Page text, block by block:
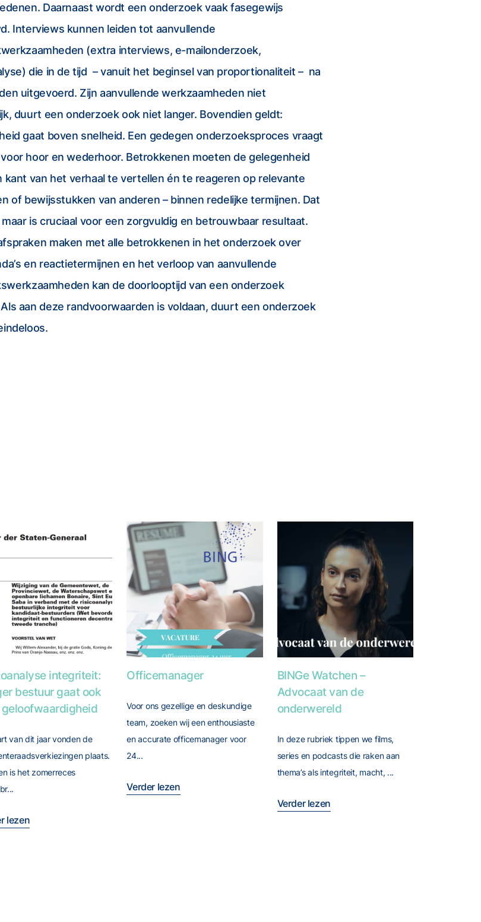
Daarnaast wordt een onderzoek vaak fasegewijs
Interviews kunnen leiden tot aanvullende
(extra interviews, e-mailonderzoek,
die in de tijd – vanuit het beginsel van proportionaliteit – na
uitgevoerd. Zijn aanvullende werkzaamheden niet
duurt een onderzoek ook niet langer. Bovendien geldt:
gaat boven snelheid. Een gedegen onderzoeksproces vraagt
hoor en wederhoor. Betrokkenen moeten de gelegenheid
kant van het verhaal te vertellen én te reageren op relevante
of bewijsstukken van anderen – binnen redelijke termijnen. Dat
is cruciaal voor een zorgvuldig en betrouwbaar resultaat.
maken met alle betrokkenen in het onderzoek over
en reactietermijnen en het verloop van aanvullende
kan de doorlooptijd van een onderzoek
aan deze randvoorwaarden is voldaan, duurt een onderzoek
integriteit:
bestuur gaat ook
van dit jaar vonden de
plaats.
is het zomerreces
lezen
Officemanager
Voor ons gezellige en deskundige
team, zoeken wij een enthousiaste
en accurate officemanager voor
24...
Verder lezen
BINGe Watchen –
Advocaat van de
onderwereld
In deze rubriek tippen we films,
series en podcasts die raken aan
thema’s als integriteit, macht, ...
Verder lezen